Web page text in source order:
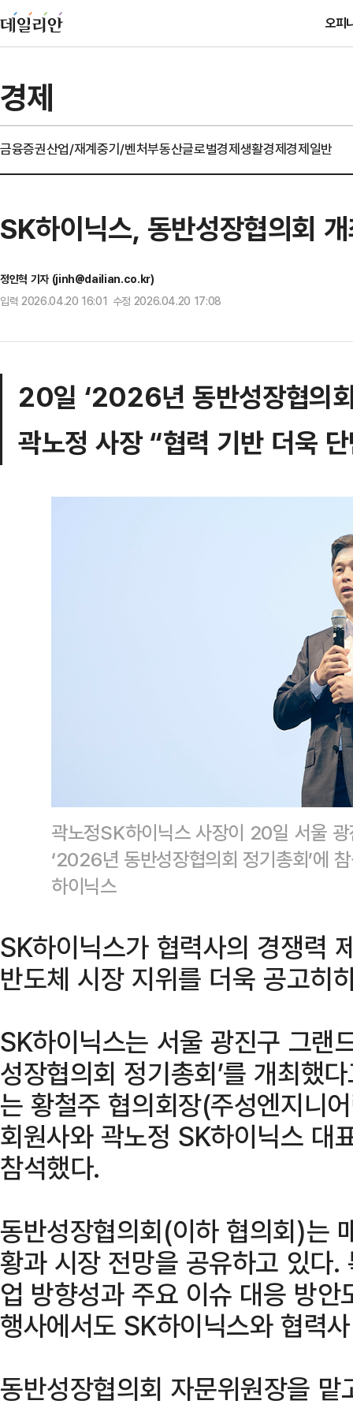
오피
경제
금융증권산업/재계중기/벤처부동산글로벌경제생활경제경제일반
SK하이닉스, 동반성장협의회
정인혁 기자 (jinh@dailian.co.kr)
입력 2026.04.20 16:01 수정 2026.04.20 17:08
20일 ‘2026년 동반성장협의
곽노정 사장 “협력 기반 더욱
곽노정SK하이닉스 사장이 20일 서울
‘2026년 동반성장협의회 정기총회’에
하이닉스
SK하이닉스가 협력사의 경쟁력
반도체 시장 지위를 더욱 공고히
SK하이닉스는 서울 광진구 그랜
성장협의회 정기총회’를 개최했
는 황철주 협의회장(주성엔지니
회원사와 곽노정 SK하이닉스 대
참석했다.
동반성장협의회(이하 협의회)는
황과 시장 전망을 공유하고 있다
업 방향성과 주요 이슈 대응 방
행사에서도 SK하이닉스와 협력
동반성장협의회 자문위원장을